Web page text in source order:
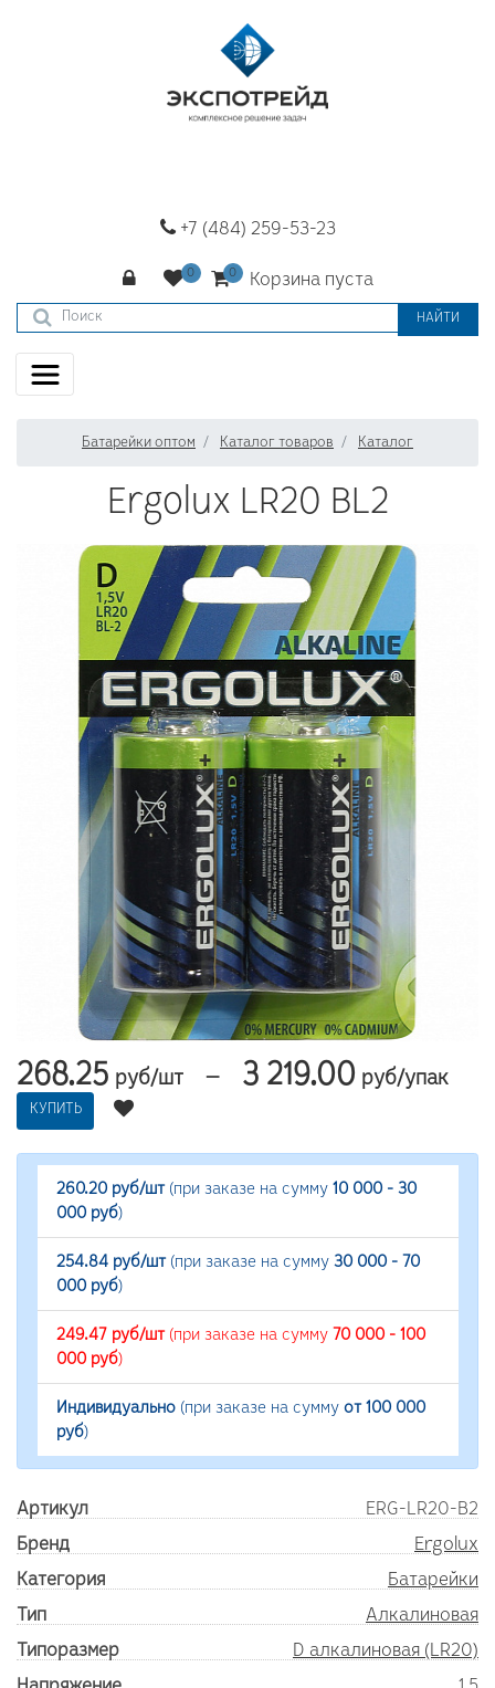
+7 (484) 259-53-23
Корзина пуста
НАЙТИ
Батарейки оптом Каталог товаров Каталог
Ergolux LR20 BL2
268.25 руб/шт — 3 219.00 руб/упак
КУПИТЬ
260.20 руб/шт(при заказе на сумму 10 000 - 30
000 руб)
254.84 руб/шт(при заказе на сумму 30 000 - 70
000 руб)
249.47 руб/шт(при заказе на сумму 70 000 - 100
000 руб)
Индивидуально (при заказе на сумму от 100 000
руб)
Артикул
ERG-LR20-B2
Бренд
Ergolux
Категория
Батарейки
Тип
Алкалиновая
Типоразмер
D алкалиновая (LR20)